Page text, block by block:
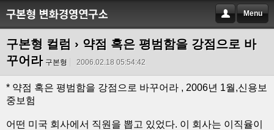
Menu
구본형 컬럼 › 약점 혹은 평범함을 강점으로 바
꾸어라 구본형 2006.02.18 05:54:42
* 약점 혹은 평범함을 강점으로 바꾸어라 , 2006년 1월,신용보
중보험
어떤 미국 회사에서 직원을 뽑고 있었다. 이 회사는 이직율이